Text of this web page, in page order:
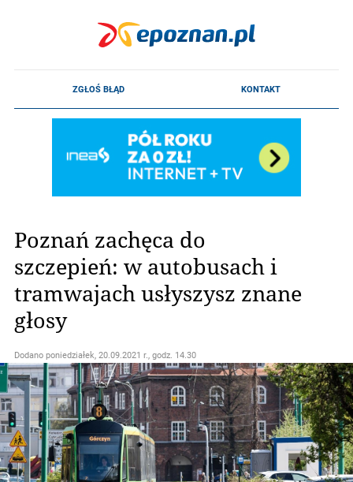
Poznań zachęca do
szczepień: w autobusach i
tramwajach usłyszysz znane
głosy
Dodano poniedziałek, 20.09.2021 r., godz. 14.30